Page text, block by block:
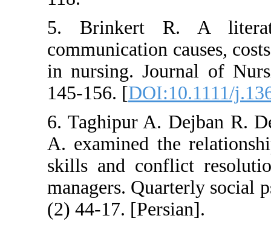
5. Brinkert R.
communication
in nursing.
145-156. [
6. Taghipur A.
A. examined the
skills and conflict
managers.
(2) 44-17. [Persian].